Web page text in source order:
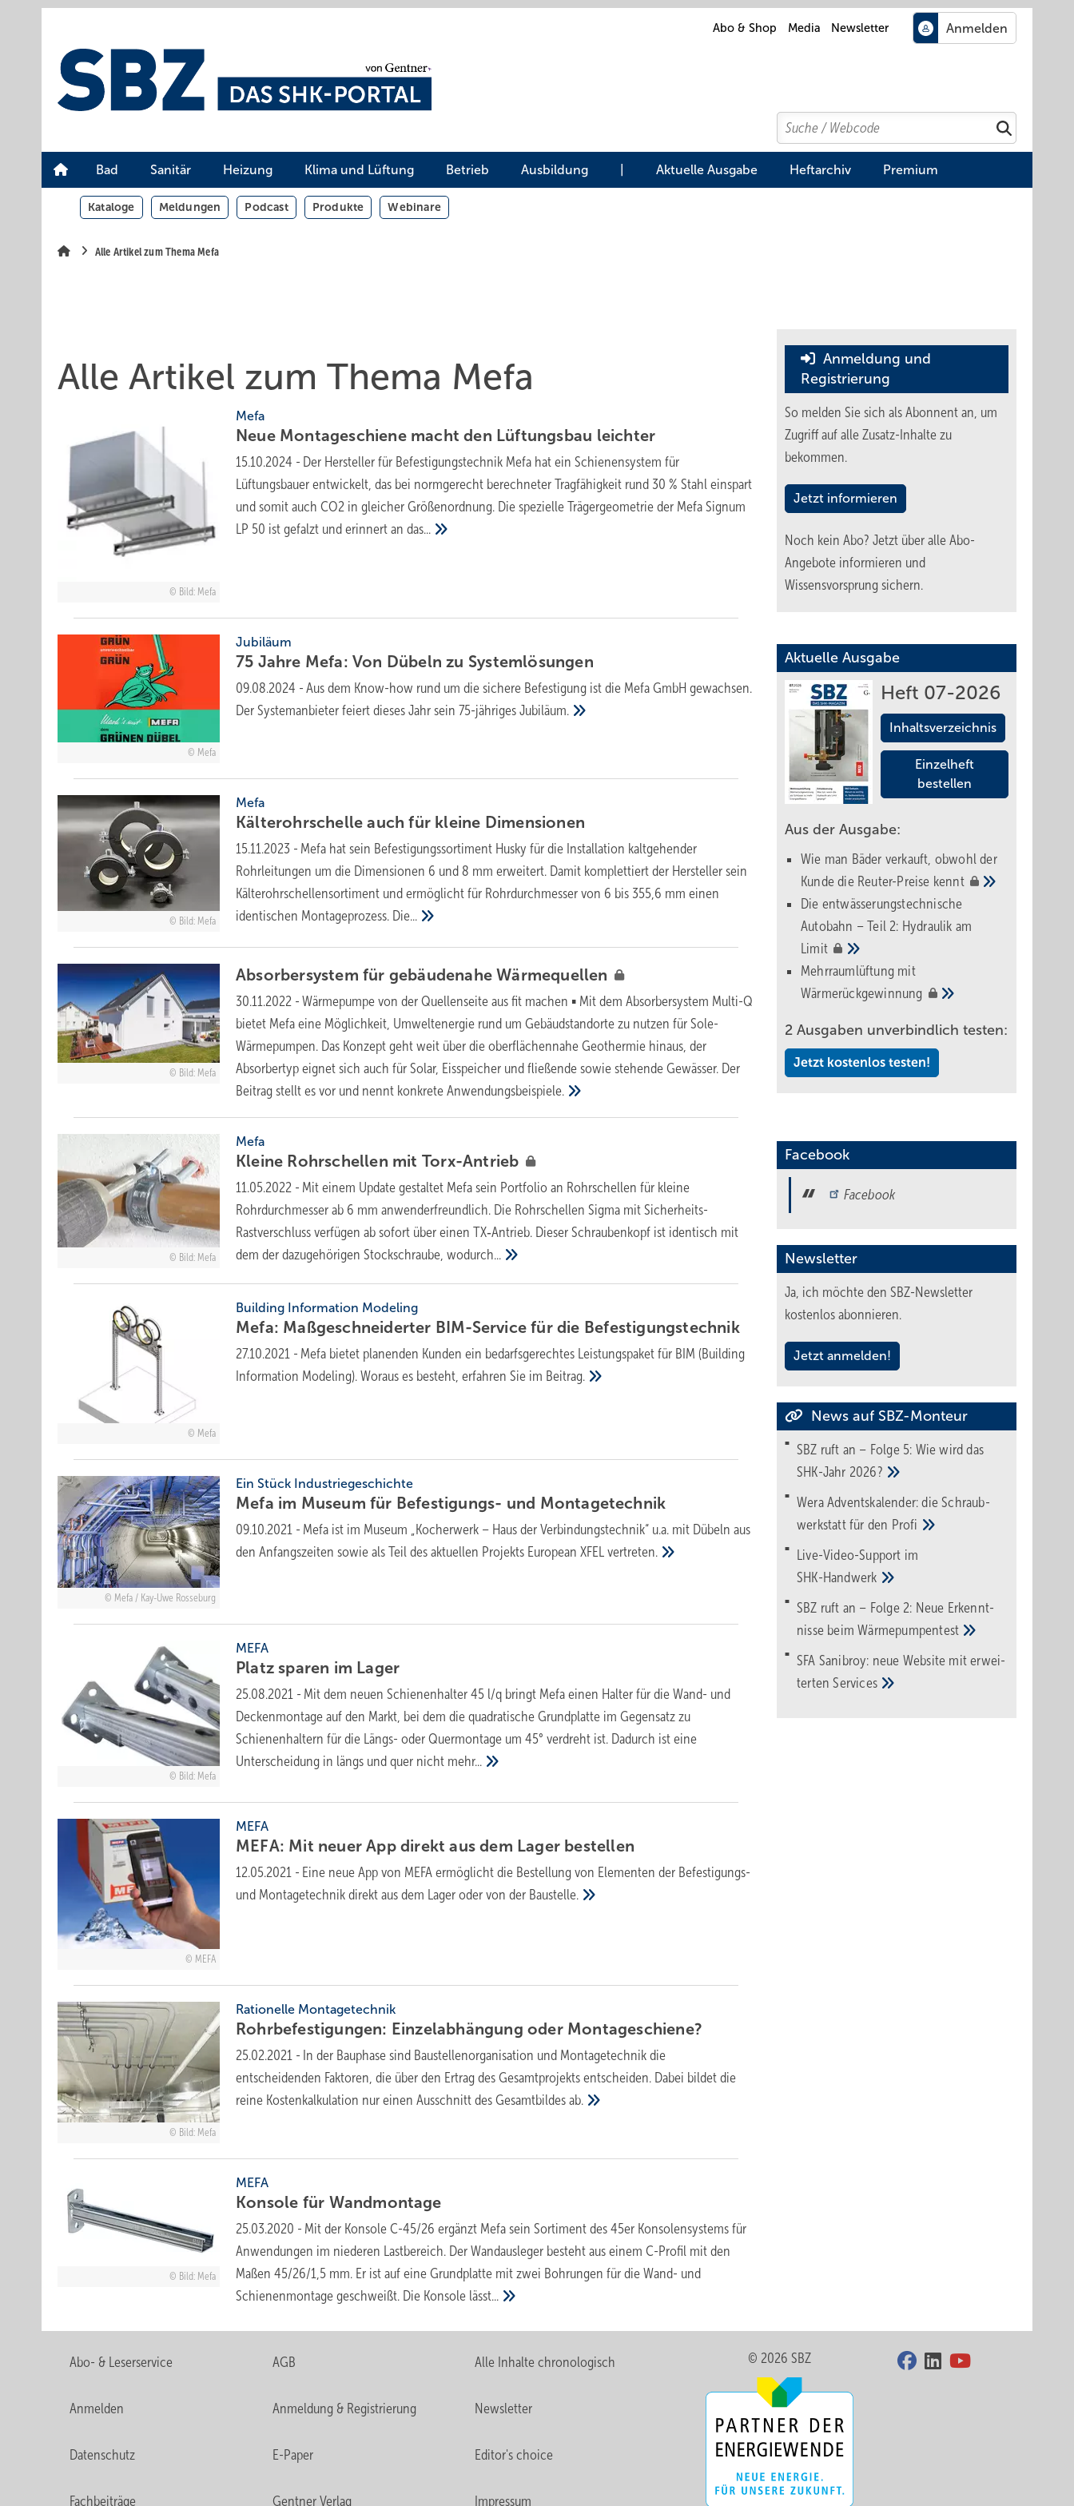
Abo & Shop Media Newsletter
Search
Suchen
Bad Sanitär Heizung Klima und Lüftung Betrieb Ausbildung Aktuelle Ausgabe Heftarchiv Premium
Kataloge Meldungen Podcast Produkte Webinare
Alle Artikel zum Thema Mefa
Alle Artikel zum Thema Mefa
Bild: Mefa
Mefa
Neue Montageschiene macht den Lüftungsbau leichter
15.10.2024 - Der Hersteller für Befestigungstechnik Mefa hat ein Schienensystem für
Lüftungsbauer entwickelt, das bei normgerecht berechneter Tragfähigkeit rund 30 % Stahl einspart
und somit auch CO2 in gleicher Größenordnung. Die spezielle Trägergeometrie der Mefa Signum
LP 50 ist gefalzt und erinnert andas...
Mefa
Jubiläum
75 Jahre Mefa: Von Dübeln zu System­lösungen
09.08.2024 - Aus dem Know-how rund um die sichere Befestigung ist die Mefa GmbH gewachsen.
Der Systemanbieter feiert dieses Jahr sein 75-jährigesJubiläum.
Bild: Mefa
Mefa
Kälterohrschelle auch für kleine Dimensionen
15.11.2023 - Mefa hat sein Befestigungssortiment Husky für die Installation kaltgehender
Rohrleitungen um die Dimensionen 6 und 8 mm erweitert. Damit komplettiert der Hersteller sein
Kälterohrschellensortiment und ermöglicht für Rohrdurchmesser von 6 bis 355,6 mm einen
identischen Montageprozess. Die...
Bild: Mefa
Absorbersystem für gebäudenaheWärmequellen
30.11.2022 - Wärmepumpe von der Quellenseite aus fit machen ▪ Mit dem Absorbersystem Multi-Q
bietet Mefa eine Möglichkeit, Umweltenergie rund um Gebäudstandorte zu nutzen für Sole-
Wärmepumpen. Das Konzept geht weit über die oberflächennahe Geothermie hinaus, der
Absorbertyp eignet sich auch für Solar, Eisspeicher und fließende sowie stehende Gewässer. Der
Beitrag stellt es vor und nennt konkreteAnwendungsbeispiele.
Bild: Mefa
Mefa
Kleine Rohrschellen mit Torx-Antrieb
11.05.2022 - Mit einem Update gestaltet Mefa sein Portfolio an Rohrschellen für kleine
Rohrdurchmesser ab 6 mm anwenderfreundlich. Die Rohrschellen Sigma mit Sicherheits-
Rastverschluss verfügen ab sofort über einen TX‑Antrieb. Dieser Schraubenkopf ist identisch mit
dem der dazugehörigen Stockschraube,wodurch...
Mefa
Building Information Modeling
Mefa: Maßgeschneiderter BIM-Service für die Befestigungstechnik
27.10.2021 - Mefa bietet planenden Kunden ein bedarfsgerechtes Leistungspaket für BIM (Building
Information Modeling). Woraus es besteht, erfahren Sie im Beitrag.
Mefa / Kay-Uwe Rosseburg
Ein Stück Industriegeschichte
Mefa im Museum für Befestigungs- und Montagetechnik
09.10.2021 - Mefa ist im Museum „Kocherwerk – Haus der Verbindungstechnik“ u.a. mit Dübeln aus
den Anfangszeiten sowie als Teil des aktuellen Projekts European XFELvertreten.
Bild: Mefa
MEFA
Platz sparen im Lager
25.08.2021 - Mit dem neuen Schienenhalter 45 l/q bringt Mefa einen Halter für die Wand- und
Deckenmontage auf den Markt, bei dem die quadratische Grundplatte im Gegensatz zu
Schienenhaltern für die Längs- oder Quermontage um 45° verdreht ist. Dadurch ist eine
Unterscheidung in längs und quer nicht mehr...
MEFA
MEFA
MEFA: Mit neuer App direkt aus dem Lager bestellen
12.05.2021 - Eine neue App von MEFA ermöglicht die Bestellung von Elementen der Befestigungs-
und Montagetechnik direkt aus dem Lager oder von der Baustelle.
Bild: Mefa
Rationelle Montagetechnik
Rohrbefestigungen: Einzelabhängung oder Montageschiene?
25.02.2021 - In der Bauphase sind Baustellenorganisation und Montagetechnik die
entscheidenden Faktoren, die über den Ertrag des Gesamtprojekts entscheiden. Dabei bildet die
reine Kostenkalkulation nur einen Ausschnitt des Gesamtbildesab.
Bild: Mefa
MEFA
Konsole für Wandmontage
25.03.2020 - Mit der Konsole C-45/26 ergänzt Mefa sein Sortiment des 45er Konsolensystems für
Anwendungen im niederen Lastbereich. Der Wandausleger besteht aus einem C-Profil mit den
Maßen 45/26/1,5 mm. Er ist auf eine Grundplatte mit zwei Bohrungen für die Wand- und
Schienenmontage geschweißt. Die Konsole lässt...
Anmeldung und
Registrierung
So melden Sie sich als Abonnent an, um
Zugriff auf alle Zusatz-Inhalte zu
bekommen.
Jetzt informieren
Noch kein Abo? Jetzt über alle Abo-
Angebote informieren und
Wissensvorsprung sichern.
Aktuelle Ausgabe
Heft 07-2026
Inhaltsverzeichnis
Einzelheft
bestellen
Aus der Ausgabe:
Wie man Bäder verkauft, obwohl der
Kunde die Reuter-Preise kennt
Die entwässerungstechnische
Autobahn – Teil 2: Hydraulik am
Limit
Mehrraumlüftung mit
Wärmerückgewinnung
2 Ausgaben unverbindlich testen:
Jetzt kostenlos testen!
Facebook
Facebook
Newsletter
Ja, ich möchte den SBZ-Newsletter
kostenlos abonnieren.
Jetzt anmelden!
News auf SBZ-Monteur
SBZ ruft an – Folge 5: Wie wird das
SHK-Jahr 2026?
Wera Adventskalender: die Schraub­
werk­statt für den Pro­fi
Live-Video-Support im
SHK-Handwerk
SBZ ruft an – Folge 2: Neue Erkennt­
nisse beimWärme­pumpen­test
SFA Sanibroy: neue Web­site mit erwei­
tertenServices
Abo- & Leserservice AGB Alle Inhalte chronologisch
Anmelden Anmeldung & Registrierung Newsletter
Datenschutz E-Paper Editor's choice
Fachbeiträge Gentner Verlag Impressum
© 2026 SBZ